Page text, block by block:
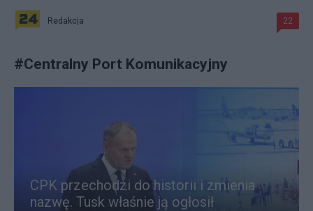
Redakcja 22
#Centralny Port Komunikacyjny
CPK przechodzi do historii i zmienia
nazwę. Tusk właśnie ją ogłosił